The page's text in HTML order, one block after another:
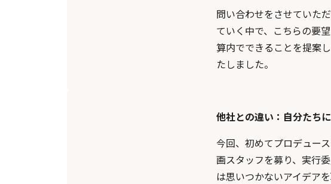
問い合わせをさせていた
ていく中で、こちらの要
算内でできることを提案
たしました。
他社との違い：自分たち
今回、初めてプロデュー
画スタッフを募り、実行
は思いつかないアイデア